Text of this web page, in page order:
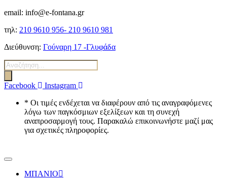
email: info@e-fontana.gr
τηλ: 210 9610 956- 210 9610 981
Διεύθυνση: Γούναρη 17 -Γλυφάδα
Αναζήτηση
προϊόντων
Facebook
Instagram
* Οι τιμές ενδέχεται να διαφέρουν από τις αναγραφόμενες
λόγω των παγκόσμιων εξελίξεων και τη συνεχή
αναπροσαρμογή τους. Παρακαλώ επικοινωνήστε μαζί μας
για σχετικές πληροφορίες.
ΜΠΑΝΙΟ